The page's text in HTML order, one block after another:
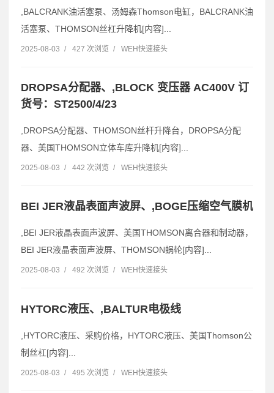
,BALCRANK油活塞泵、汤姆森Thomson电缸，BALCRANK油
活塞泵、THOMSON丝杠升降机[内容]...
2025-08-03 / 427 次浏览 / WEH快速接头
DROPSA分配器、,BLOCK 变压器 AC400V 订
货号：ST2500/4/23
,DROPSA分配器、THOMSON丝杆升降台，DROPSA分配
器、美国THOMSON立体车库升降机[内容]...
2025-08-03 / 442 次浏览 / WEH快速接头
BEI JER液晶表面声波屏、,BOGE压缩空气膜机
,BEI JER液晶表面声波屏、美国THOMSON离合器和制动器，
BEI JER液晶表面声波屏、THOMSON蜗轮[内容]...
2025-08-03 / 492 次浏览 / WEH快速接头
HYTORC液压、,BALTUR电极线
,HYTORC液压、采购价格，HYTORC液压、美国Thomson公
制丝杠[内容]...
2025-08-03 / 495 次浏览 / WEH快速接头